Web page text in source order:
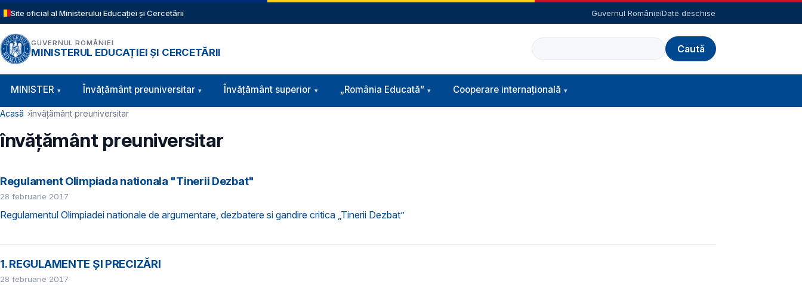
Sari la conținutul principal
Site oficial al Ministerului Educației și Cercetării Guvernul RomânieiDate deschise
GUVERNUL ROMÂNIEI
MINISTERUL EDUCAȚIEI ȘI CERCETĂRII
Caută
Navigație principală
MINISTER Învăţământ preuniversitar Învățământ superior „România Educată” Cooperare internațională
Cale de navigare
Acasă învățământ preuniversitar
învățământ preuniversitar
Regulament Olimpiada nationala "Tinerii Dezbat"
28 februarie 2017
Regulamentul Olimpiadei nationale de argumentare, dezbatere si gandire critica „Tinerii Dezbat”
1. REGULAMENTE ȘI PRECIZĂRI
28 februarie 2017